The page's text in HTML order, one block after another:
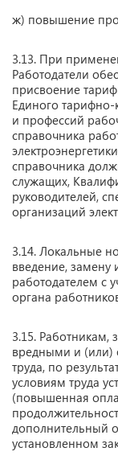
ж) повышение
3.13. При
Работодатели
присвоение
Единого
и профессий
справочника
справочника
служащих,
руководителей,
организаций
3.14. Локальные
введение,
работодателем с
органа
3.15. Работникам,
вредными и
труда, по
условиям труда
(повышенная
дополнительный
установленном